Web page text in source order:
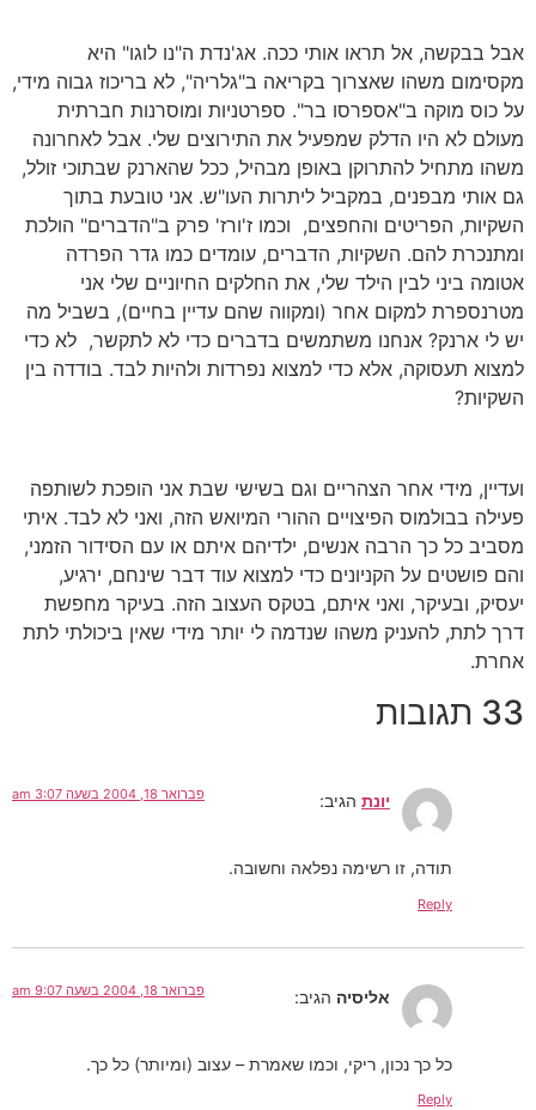
אבל בבקשה, אל תראו אותי ככה. אג'נדת ה"נו לוגו" היא
מקסימום משהו שאצרוך בקריאה ב"גלריה", לא בריכוז גבוה מידי,
על כוס מוקה ב"אספרסו בר". ספרטניות ומוסרנות חברתית
מעולם לא היו הדלק שמפעיל את התירוצים שלי. אבל לאחרונה
משהו מתחיל להתרוקן באופן מבהיל, ככל שהארנק שבתוכי זולל,
גם אותי מבפנים, במקביל ליתרות העו"ש. אני טובעת בתוך
השקיות, הפריטים והחפצים, וכמו ז'ורז' פרק ב"הדברים" הולכת
ומתנכרת להם. השקיות, הדברים, עומדים כמו גדר הפרדה
אטומה ביני לבין הילד שלי, את החלקים החיוניים שלי אני
מטרנספרת למקום אחר (ומקווה שהם עדיין בחיים), בשביל מה
יש לי ארנק? אנחנו משתמשים בדברים כדי לא לתקשר, לא כדי
למצוא תעסוקה, אלא כדי למצוא נפרדות ולהיות לבד. בודדה בין
השקיות?
ועדיין, מידי אחר הצהריים וגם בשישי שבת אני הופכת לשותפה
פעילה בבולמוס הפיצויים ההורי המיואש הזה, ואני לא לבד. איתי
מסביב כל כך הרבה אנשים, ילדיהם איתם או עם הסידור הזמני,
והם פושטים על הקניונים כדי למצוא עוד דבר שינחם, ירגיע,
יעסיק, ובעיקר, ואני איתם, בטקס העצוב הזה. בעיקר מחפשת
דרך לתת, להעניק משהו שנדמה לי יותר מידי שאין ביכולתי לתת
אחרת.
33 תגובות
יונת הגיב: פברואר 18, 2004 בשעה 3:07 am
תודה, זו רשימה נפלאה וחשובה.
Reply
אליסיה הגיב: פברואר 18, 2004 בשעה 9:07 am
כל כך נכון, ריקי, וכמו שאמרת – עצוב (ומיותר) כל כך.
Reply